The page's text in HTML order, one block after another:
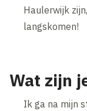
Haulerwijk
langskomen!
Wat zijn
Ik ga na mijn